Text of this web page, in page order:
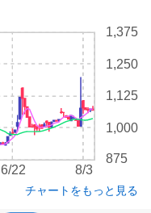
875
1,000
1,125
1,250
1,375
6/22 8/3
チャートをもっと見る